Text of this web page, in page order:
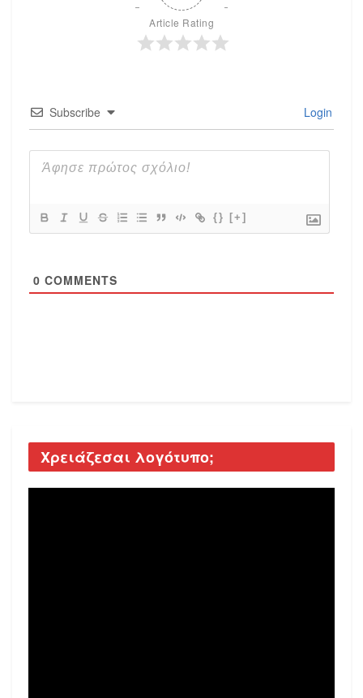
Article Rating
Subscribe Login
{} [+]
0 COMMENTS
Χρειάζεσαι λογότυπο;